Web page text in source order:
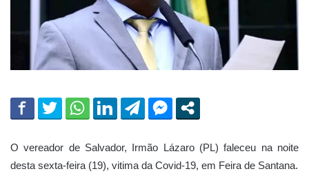
O vereador de Salvador, Irmão Lázaro (PL) faleceu na noite
desta sexta-feira (19), vitima da Covid-19, em Feira de Santana.